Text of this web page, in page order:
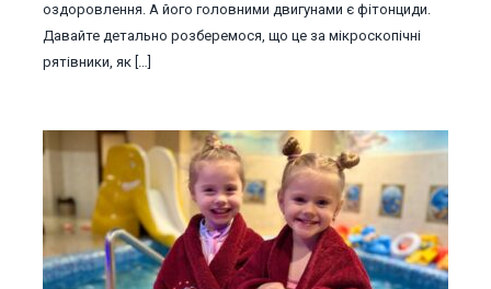
оздоровлення. А його головними двигунами є фітонциди.
Давайте детально розберемося, що це за мікроскопічні
рятівники, як […]